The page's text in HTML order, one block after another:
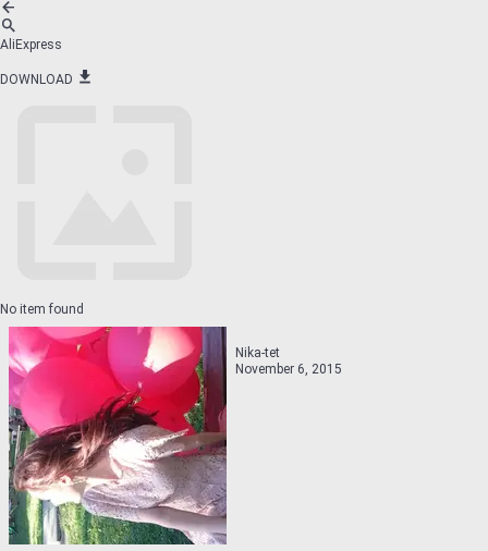
AliExpress
DOWNLOAD
No item found
Nika-tet
November 6, 2015